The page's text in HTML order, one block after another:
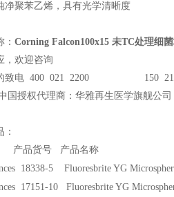
净聚苯乙烯，具有光学清晰度
： Corning Falcon100x15 未TC处理细
，欢迎咨询
的致电 400 021 2200 150
国授权代理商：华雅再生医学旗舰公
品货号 产品名称
18338-5 Fluoresbrite YG
17151-10 Fluoresbrite YG